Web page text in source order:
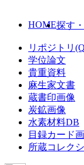
HOME探す
リポジトリ
学位論文
貴重資料
麻生家文書
蔵書印画像
炭鉱画像
水素材料DB
目録カード
所蔵コレク